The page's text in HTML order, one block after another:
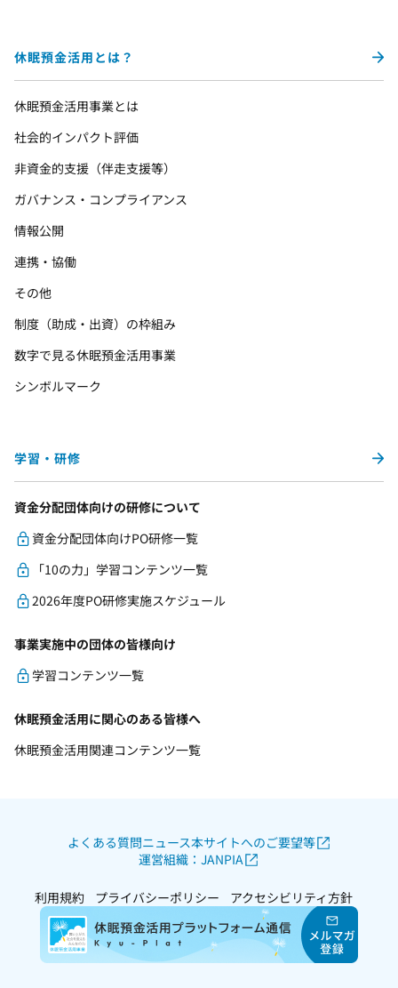
休眠預金活用とは？
休眠預金活用事業とは
社会的インパクト評価
非資金的支援（伴走支援等）
ガバナンス・コンプライアンス
情報公開
連携・協働
その他
制度（助成・出資）の枠組み
数字で見る休眠預金活用事業
シンボルマーク
学習・研修
資金分配団体向けの研修について
資金分配団体向けPO研修一覧
「10の力」学習コンテンツ一覧
2026年度PO研修実施スケジュール
事業実施中の団体の皆様向け
学習コンテンツ一覧
休眠預金活用に関心のある皆様へ
休眠預金活用関連コンテンツ一覧
よくある質問ニュース本サイトへのご要望等
運営組織：JANPIA
利用規約 プライバシーポリシー アクセシビリティ方針